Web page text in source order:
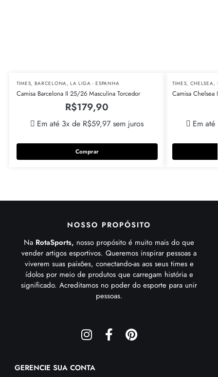
TIMES, BARCELONA,LA LIGA - ESPANHA
Camisa Barcelona II 25/26 Masculina Torcedor
R$179,90
Em até 3x de R$59,97 sem juros
Comprar
TIMES, CHELSEA,
Camisa
Em
NOSSO PROPÓSITO
Na RotaSports, nosso propósito é muito mais do que
vender artigos esportivos. Queremos inspirar pessoas a
viverem suas paixões, conectando-as aos seus times e
ídolos por meio de produtos que carregam história e
significado. Acreditamos no poder do esporte para unir
pessoas.
GERENCIE SUA CONTA